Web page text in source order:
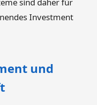
sind daher für
Investment
und